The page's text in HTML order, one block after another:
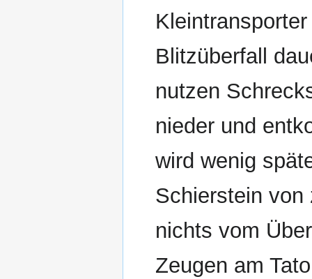
Blitzüberfall
nutzen
nieder und
wird wenig
Schierstein von
nichts vom
Zeugen am